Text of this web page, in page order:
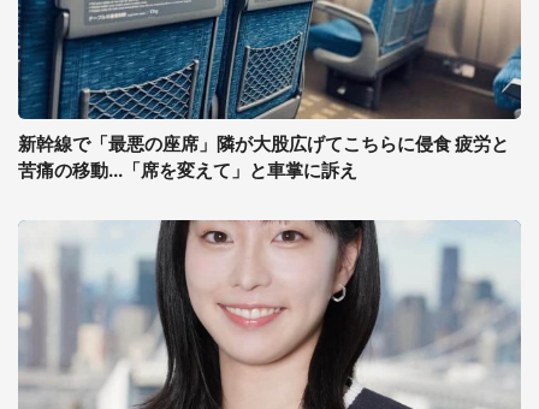
新幹線で「最悪の座席」隣が大股広げてこちらに侵食 疲労と
苦痛の移動...「席を変えて」と車掌に訴え